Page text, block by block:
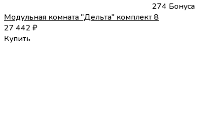
274 Бонуса
Модульная комната "Дельта" комплект 8
27 442 ₽
Купить